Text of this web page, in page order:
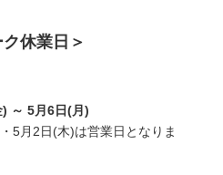
休業日＞
～ 5月6日(月)
5月2日(木)は営業日となりま